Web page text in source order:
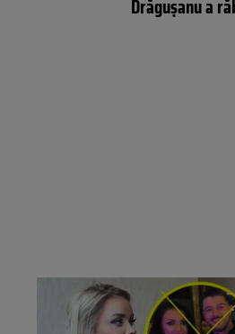
Drăgușanu a